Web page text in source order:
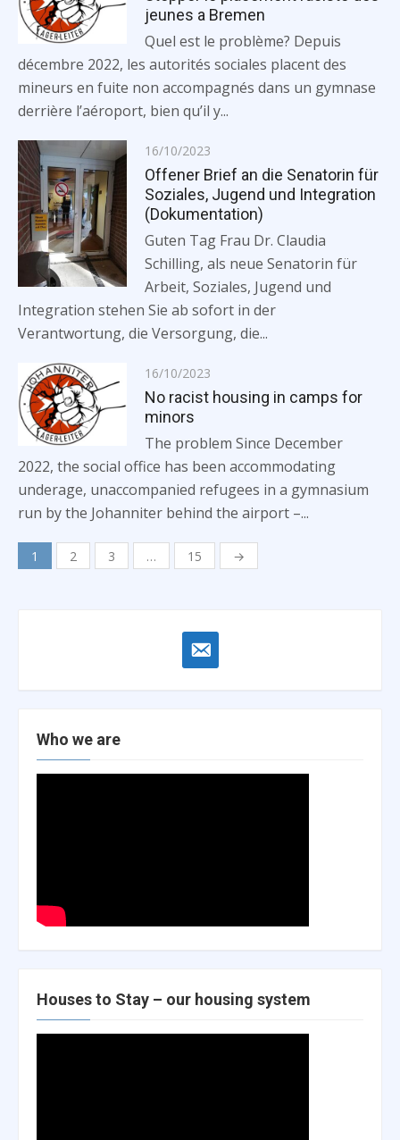
jeunes a Bremen
Quel est le problème? Depuis
décembre 2022, les autorités sociales placent des
mineurs en fuite non accompagnés dans un gymnase
derrière l’aéroport, bien qu’il y...
Posted
on
16/10/2023
Offener Brief an die Senatorin für
Soziales, Jugend und Integration
(Dokumentation)
Guten Tag Frau Dr. Claudia
Schilling, als neue Senatorin für
Arbeit, Soziales, Jugend und
Integration stehen Sie ab sofort in der
Verantwortung, die Versorgung, die...
Posted
on
16/10/2023
No racist housing in camps for
minors
The problem Since December
2022, the social office has been accommodating
underage, unaccompanied refugees in a gymnasium
run by the Johanniter behind the airport –...
Posts
1 2 3 … 15 →
email-
alt
Who we are
Houses to Stay – our housing system